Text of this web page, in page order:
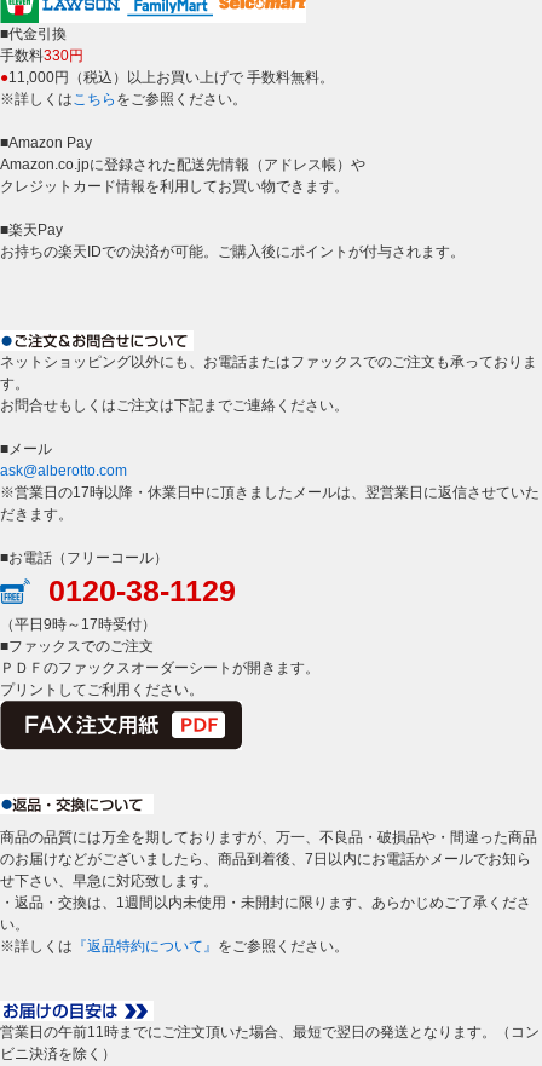
■代金引換
手数料330円
●11,000円（税込）以上お買い上げで 手数料無料。
※詳しくは こちら をご参照ください。
■Amazon Pay
Amazon.co.jpに登録された配送先情報（アドレス帳）や
クレジットカード情報を利用してお買い物できます。
■楽天Pay
お持ちの楽天IDでの決済が可能。ご購入後にポイントが付与されます。
ネットショッピング以外にも、お電話またはファックスでのご注文も承っておりま
す。
お問合せもしくはご注文は下記までご連絡ください。
■メール
ask@alberotto.com
※営業日の17時以降・休業日中に頂きましたメールは、翌営業日に返信させていた
だきます。
■お電話（フリーコール）
0120-38-1129
（平日9時～17時受付）
■ファックスでのご注文
ＰＤＦのファックスオーダーシートが開きます。
プリントしてご利用ください。
商品の品質には万全を期しておりますが、万一、不良品・破損品や・間違った商品
のお届けなどがございましたら、商品到着後、7日以内にお電話かメールでお知ら
せ下さい、早急に対応致します。
・返品・交換は、1週間以内未使用・未開封に限ります、あらかじめご了承くださ
い。
※詳しくは 『返品特約について』 をご参照ください。
営業日の午前11時までにご注文頂いた場合、最短で翌日の発送となります。（コン
ビニ決済を除く）